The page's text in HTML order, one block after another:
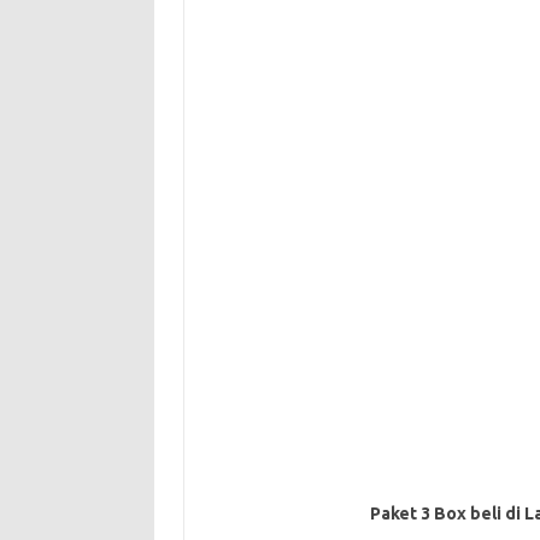
Paket 3 Box beli di